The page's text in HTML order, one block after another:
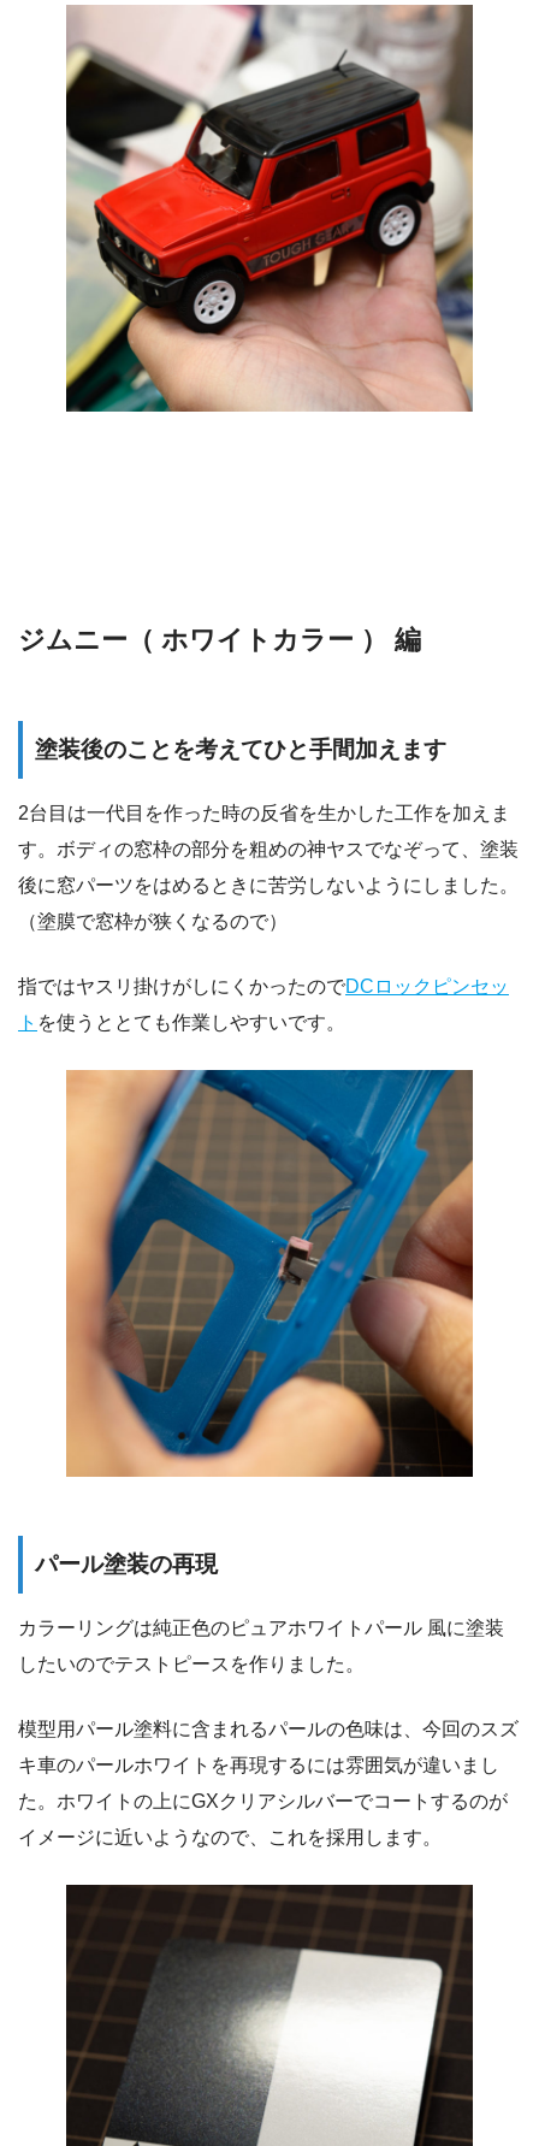
ジムニー（ ホワイトカラー ） 編
塗装後のことを考えてひと手間加えます
2台目は一代目を作った時の反省を生かした工作を加えま
す。ボディの窓枠の部分を粗めの神ヤスでなぞって、塗装
後に窓パーツをはめるときに苦労しないようにしました。
（塗膜で窓枠が狭くなるので）
指ではヤスリ掛けがしにくかったのでDCロックピンセッ
ト を使うととても作業しやすいです。
パール塗装の再現
カラーリングは純正色のピュアホワイトパール 風に塗装
したいのでテストピースを作りました。
模型用パール塗料に含まれるパールの色味は、今回のスズ
キ車のパールホワイトを再現するには雰囲気が違いまし
た。ホワイトの上にGXクリアシルバーでコートするのが
イメージに近いようなので、これを採用します。